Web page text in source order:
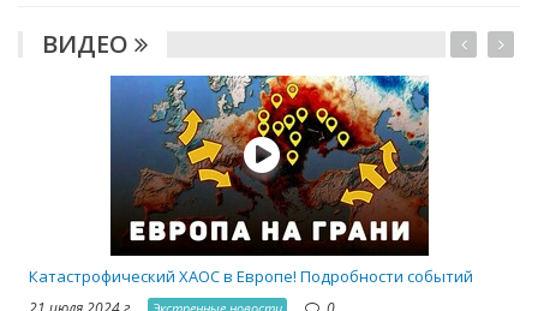
ВИДЕО
Катастрофический ХАОС в Европе! Подробности событий
Экстренные новости